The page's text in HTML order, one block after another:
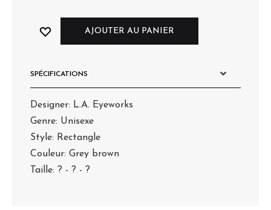
AJOUTER AU PANIER
SPÉCIFICATIONS
Designer: L.A. Eyeworks
Genre: Unisexe
Style: Rectangle
Couleur: Grey brown
Taille: ? - ? - ?